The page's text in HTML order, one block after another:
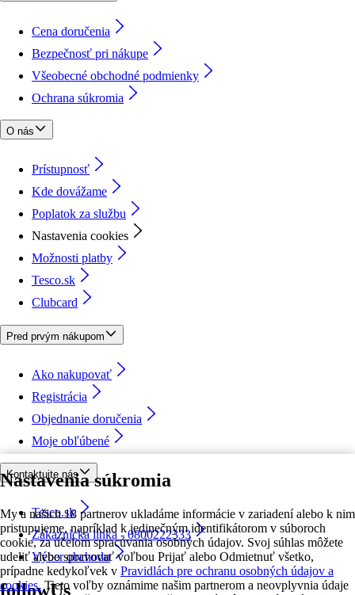
Nastavenia súkromia
My a našich 18 partnerov ukladáme informácie v zariadení alebo k nim
pristupujeme, napríklad k jedinečným identifikátorom v súboroch
cookie, za účelom spracúvania osobných údajov. Svoj súhlas môžete
udeliť alebo spravovať voľbou Prijať alebo Odmietnuť všetko,
prípadne kedykoľvek v Pravidlách pre ochranu osobných údajov a
cookies. Tieto voľby oznámime našim partnerom a neovplyvnia údaje
Cena doručenia
Bezpečnosť pri nákupe
Všeobecné obchodné podmienky
Ochrana súkromia
O nás
Prístupnosť
Kde dovážame
Poplatok za službu
Nastavenia cookies
Možnosti platby
Tesco.sk
Clubcard
Pred prvým nákupom
Ako nakupovať
Registrácia
Objednanie doručenia
Moje obľúbené
Kontaktujte nás
Tesco.sk
Zákaznícka linka - 0800222333
Výber obchodu
followUs